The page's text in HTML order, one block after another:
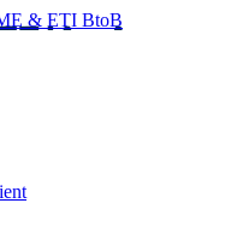
& ETI BtoB